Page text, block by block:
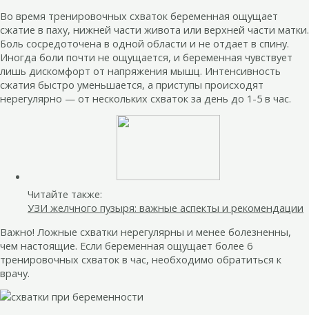
Во время тренировочных схваток беременная ощущает
сжатие в паху, нижней части живота или верхней части матки.
Боль сосредоточена в одной области и не отдает в спину.
Иногда боли почти не ощущается, и беременная чувствует
лишь дискомфорт от напряжения мышц. Интенсивность
сжатия быстро уменьшается, а приступы происходят
нерегулярно — от нескольких схваток за день до 1-5 в час.
Читайте также:
УЗИ желчного пузыря: важные аспекты и рекомендации
Важно! Ложные схватки нерегулярны и менее болезненны,
чем настоящие. Если беременная ощущает более 6
тренировочных схваток в час, необходимо обратиться к
врачу.